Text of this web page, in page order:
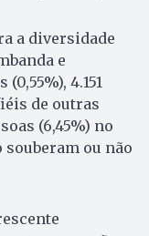
a diversidade
e
4.151
de outras
(6,45%) no
souberam ou não